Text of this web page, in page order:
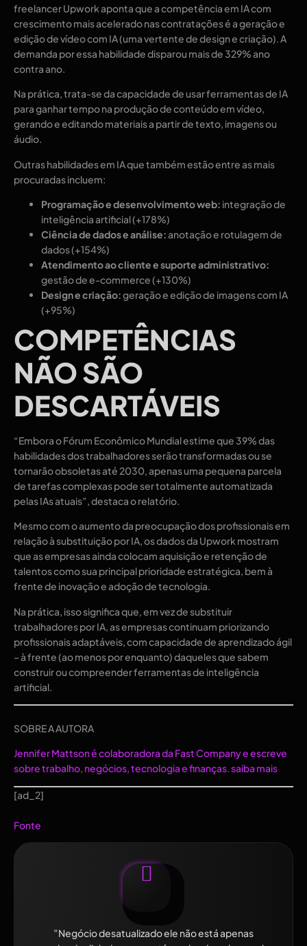
freelancer Upwork aponta que a competência em IA com
crescimento mais acelerado nas contratações é a geração e
edição de vídeo com IA (uma vertente de design e criação). A
demanda por essa habilidade disparou mais de 329% ano
contra ano.
Na prática, trata-se da capacidade de usar ferramentas de IA
para ganhar tempo na produção de conteúdo em vídeo,
gerando e editando materiais a partir de texto, imagens ou
áudio.
Outras habilidades em IA que também estão entre as mais
procuradas incluem:
Programação e desenvolvimento web: integração de
inteligência artificial (+178%)
Ciência de dados e análise:anotação e rotulagem de
dados (+154%)
Atendimento ao cliente e suporte administrativo:
gestão de e-commerce (+130%)
Design e criação:geração e edição de imagens com IA
(+95%)
COMPETÊNCIAS
NÃO SÃO
DESCARTÁVEIS
“Embora o Fórum Econômico Mundial estime que 39% das
habilidades dos trabalhadores serão transformadas ou se
tornarão obsoletas até 2030, apenas uma pequena parcela
de tarefas complexas pode ser totalmente automatizada
pelas IAs atuais”, destaca o relatório.
Mesmo com o aumento da preocupação dos profissionais em
relação à substituição por IA, os dados da Upwork mostram
que as empresas ainda colocam aquisição e retenção de
talentos como sua principal prioridade estratégica, bem à
frente de inovação e adoção de tecnologia.
Na prática, isso significa que, em vez de substituir
trabalhadores por IA, as empresas continuam priorizando
profissionais adaptáveis, com capacidade de aprendizado ágil
– à frente (ao menos por enquanto) daqueles que sabem
construir ou compreender ferramentas de inteligência
artificial.
SOBRE A AUTORA
Jennifer Mattson é colaboradora da Fast Company e escreve
sobre trabalho, negócios, tecnologia e finanças.saiba mais
[ad_2]
Fonte
”Negócio desatualizado ele não está apenas